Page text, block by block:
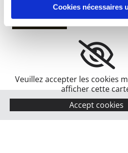
Cookies nécessaires
Veuillez accepter les cookies
afficher cette
Accept cookies